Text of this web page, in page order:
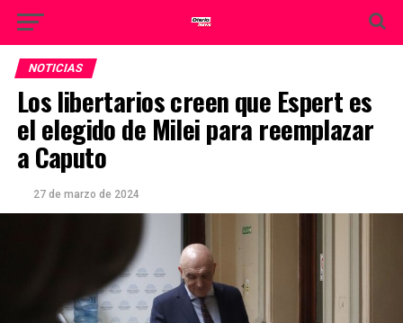
NOTICIAS
Los libertarios creen que Espert es
el elegido de Milei para reemplazar
a Caputo
27 de marzo de 2024